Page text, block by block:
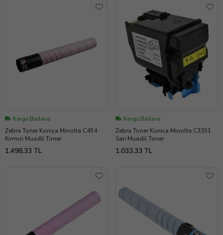
Kargo Bedava
Zebra Toner Konica Minolta C454
Kırmızı Muadil Toner
1.498,33 TL
Kargo Bedava
Zebra Toner Konica Minolta C3351
Sarı Muadil Toner
1.033,33 TL